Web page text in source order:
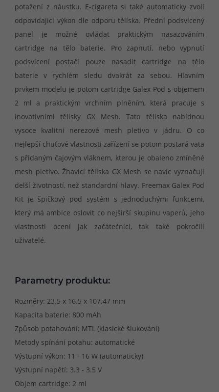
potažení z náustku. E-cigareta si také automaticky zvolí
odpovídající výkon dle odporu tělíska. Přední podsvícený
panel je možné ovládat praktickým nasazováním
cartridge na tělo baterie. Pro zapnutí, nebo vypnutí
podsvícení postačí pouze nasadit cartridge na tělo
baterie v rychlém sledu dvakrát za sebou. Hlavním
prvkem modelu je potom cartridge Galex Pod s objemem
2 ml a praktickým vrchním plněním, která pracuje s
inovativními tělísky GX Mesh. Tato tělíska nabídnou
vysoce kvalitní nerezové mesh pletivo v jádru. O co
nejlepší chuťové vlastnosti zařízení se potom postará vata
s přidaným čajovým vláknem, kterou je obaleno zmíněné
mesh pletivo. Žhavící tělíska GX Mesh se navíc vyznačují
delší životností, než standardní hlavy. Freemax Galex Pod
Kit je špičkový pod systém s jednoduchými funkcemi,
který má ambice oslovit co nejširší skupinu vaperů, jeho
vlastnosti ocení jak začátečníci, tak také pokročilí
uživatelé.
Parametry produktu:
Rozměry: 23.5 x 16.5 x 107.47 mm
Kapacita baterie: 800 mAh
Způsob potahování: MTL (klasické šlukování)
Metody spínání potahu: automatické
Výstupní výkon: 11 - 16 W (automaticky)
Výstupní napětí: 3.3 - 3.5 V
Objem cartridge: 2 ml